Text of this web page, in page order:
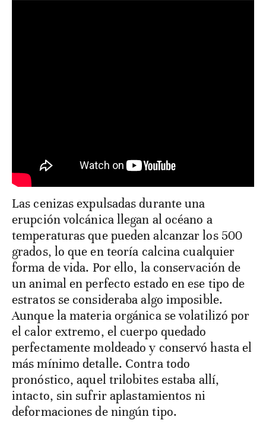
Las cenizas expulsadas durante una
erupción volcánica llegan al océano a
temperaturas que pueden alcanzar los 500
grados, lo que en teoría calcina cualquier
forma de vida. Por ello, la conservación de
un animal en perfecto estado en ese tipo de
estratos se consideraba algo imposible.
Aunque la materia orgánica se volatilizó por
el calor extremo, el cuerpo quedado
perfectamente moldeado y conservó hasta el
más mínimo detalle. Contra todo
pronóstico, aquel trilobites estaba allí,
intacto, sin sufrir aplastamientos ni
deformaciones de ningún tipo.